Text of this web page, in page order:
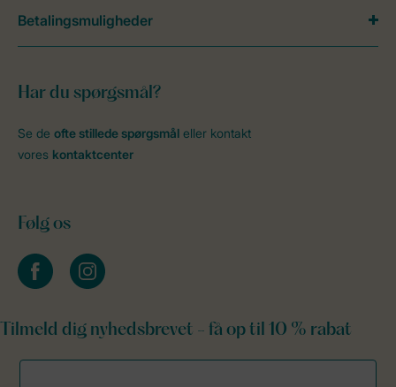
Har du spørgsmål?
Se de ofte stillede spørgsmål eller kontakt
vores kontaktcenter
Følg os
facebookinstagram
Tilmeld dig nyhedsbrevet - få op til 10 % rabat
Betalingsmuligheder